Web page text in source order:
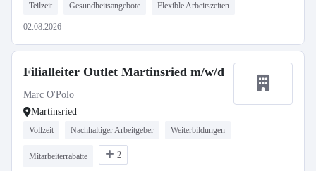
Teilzeit Gesundheitsangebote Flexible Arbeitszeiten
02.08.2026
Filialleiter Outlet Martinsried m/w/d
Marc O'Polo
Martinsried
Vollzeit Nachhaltiger Arbeitgeber Weiterbildungen
Mitarbeiterrabatte 2